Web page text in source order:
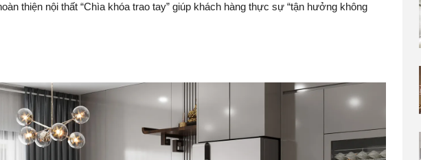
thiện nội thất “Chìa khóa trao tay” giúp khách hàng thực sự “tận hưởng không